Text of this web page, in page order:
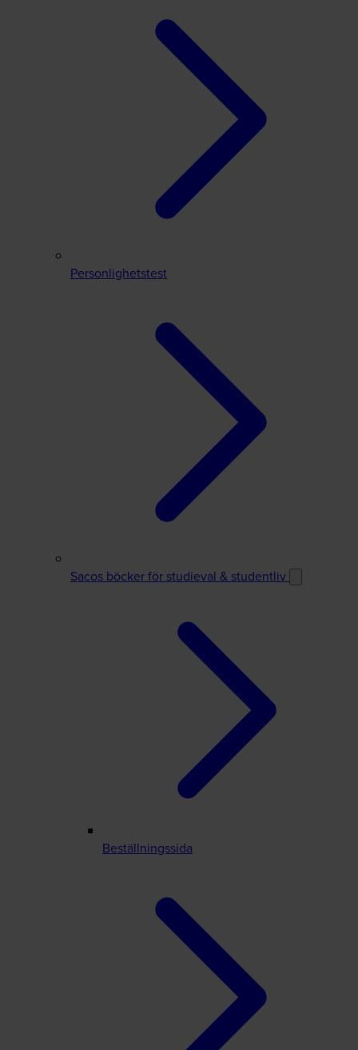
Personlighetstest
Sacos böcker för studieval & studentliv
Beställningssida